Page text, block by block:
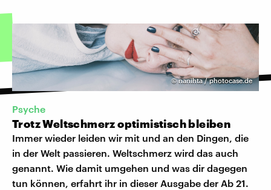
©nanihta / photocase.de
Psyche
Trotz Weltschmerz optimistisch bleiben
Immer wieder leiden wir mit und an den Dingen, die
in der Welt passieren. Weltschmerz wird das auch
genannt. Wie damit umgehen und was dir dagegen
tun können, erfahrt ihr in dieser Ausgabe der Ab 21.